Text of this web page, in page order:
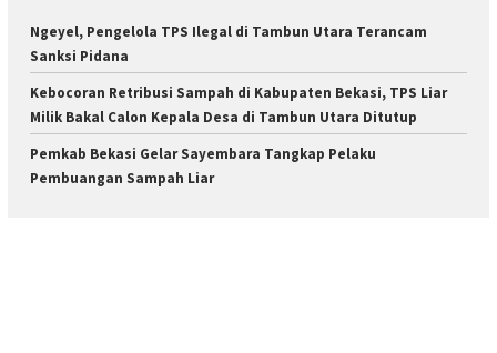
Ngeyel, Pengelola TPS Ilegal di Tambun Utara Terancam
Sanksi Pidana
Kebocoran Retribusi Sampah di Kabupaten Bekasi, TPS Liar
Milik Bakal Calon Kepala Desa di Tambun Utara Ditutup
Pemkab Bekasi Gelar Sayembara Tangkap Pelaku
Pembuangan Sampah Liar